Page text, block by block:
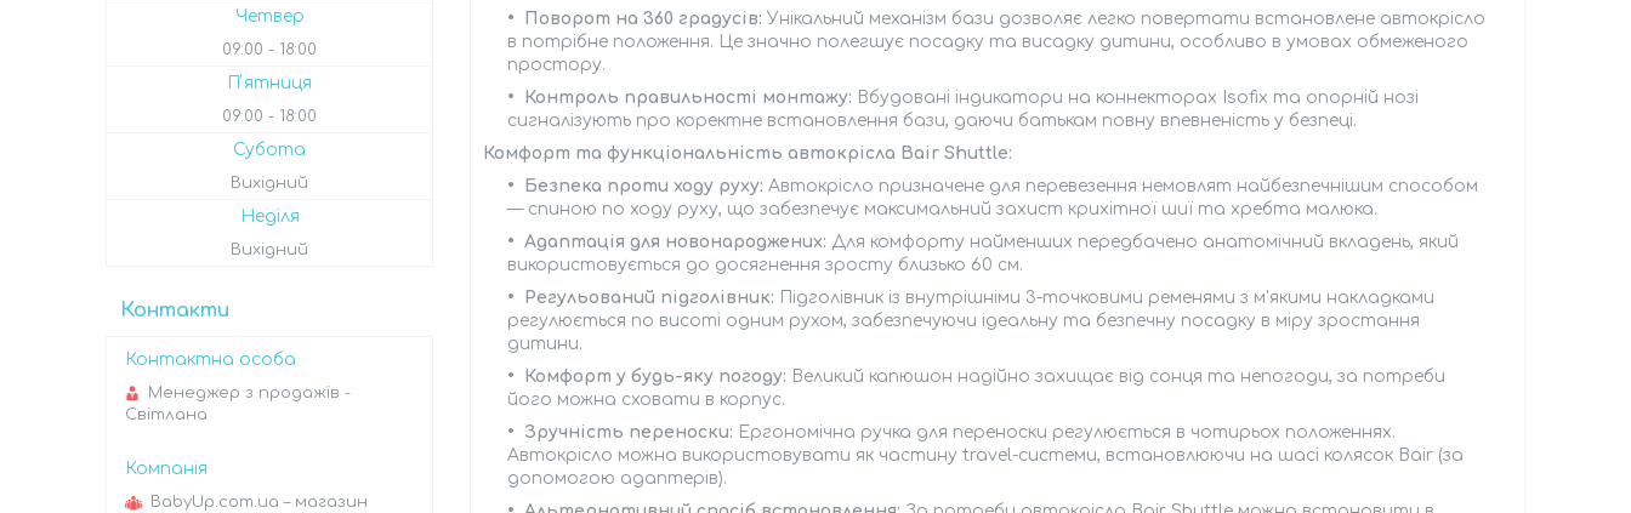
Поворот на 360 градусів: Унікальний механізм бази дозволяє легко повертати встановлене автокрісло
в потрібне положення. Це значно полегшує посадку та висадку дитини, особливо в умовах обмеженого
простору.
Контроль правильності монтажу: Вбудовані індикатори на коннекторах Isofix та опорній нозі
сигналізують про коректне встановлення бази, даючи батькам повну впевненість у безпеці.
Комфорт та функціональність автокрісла Bair Shuttle:
Безпека проти ходу руху: Автокрісло призначене для перевезення немовлят найбезпечнішим способом
— спиною по ходу руху, що забезпечує максимальний захист крихітної шиї та хребта малюка.
Адаптація для новонароджених: Для комфорту найменших передбачено анатомічний вкладень, який
використовується до досягнення зросту близько 60 см.
Регульований підголівник: Підголівник із внутрішніми 3-точковими ременями з м'якими накладками
регулюється по висоті одним рухом, забезпечуючи ідеальну та безпечну посадку в міру зростання
дитини.
Комфорт у будь-яку погоду: Великий капюшон надійно захищає від сонця та непогоди, за потреби
його можна сховати в корпус.
Зручність переноски: Ергономічна ручка для переноски регулюється в чотирьох положеннях.
Автокрісло можна використовувати як частину travel-системи, встановлюючи на шасі колясок Bair (за
допомогою адаптерів).
Четвер
09:00 18:00
Пʼятниця
09:00 18:00
Субота
Вихідний
Неділя
Вихідний
Контакти
Менеджер з продажів -
Світлана
BabyUp.com.ua – магазин